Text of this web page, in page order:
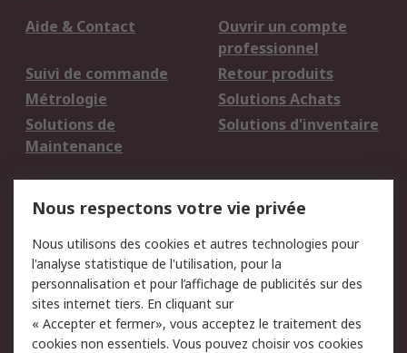
Aide & Contact
Ouvrir un compte
professionnel
Suivi de commande
Retour produits
Métrologie
Solutions Achats
Solutions de
Maintenance
Solutions d'inventaire
du site
Politique de protection
des données - Mise à
jour
Sécurité des E-mails
Conditions générales
Politique anti-
Nous respectons votre vie privée
Nous utilisons des cookies et autres technologies pour
l'analyse statistique de l'utilisation, pour la
personnalisation et pour l’affichage de publicités sur des
sites internet tiers. En cliquant sur
« Accepter et fermer», vous acceptez le traitement des
cookies non essentiels. Vous pouvez choisir vos cookies